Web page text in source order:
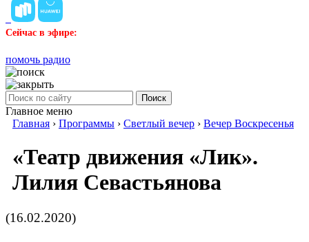
Сейчас в эфире:
помочь радио
Поиск
Главное меню
Главная › Программы › Светлый вечер › Вечер Воскресенья
«Театр движения «Лик».
Лилия Севастьянова
(16.02.2020)